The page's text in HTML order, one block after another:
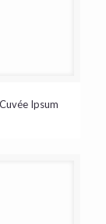
Ipsum